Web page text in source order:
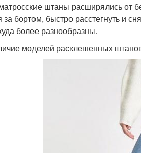
штаны расширялись от
бортом, быстро расстегнуть и
более разнообразны.
моделей расклешенных